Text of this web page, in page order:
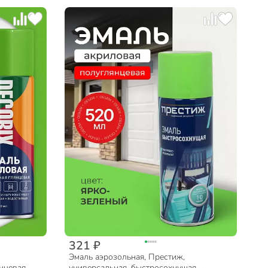
321 ₽
Эмаль аэрозольная, Престиж,